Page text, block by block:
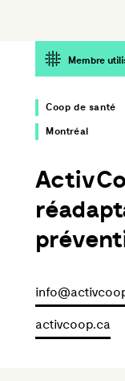
Membre
Coop de santé
Montréal
activcoop.ca